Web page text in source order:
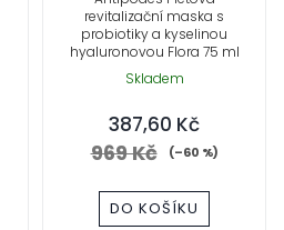
revitalizační maska s
probiotiky a kyselinou
hyaluronovou Flora 75 ml
Skladem
387,60 Kč
969 Kč (–60 %)
DO KOŠÍKU